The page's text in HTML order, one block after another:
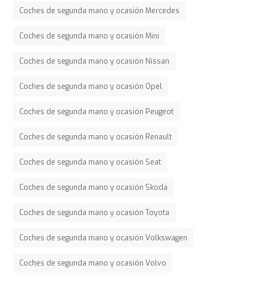
Coches de segunda mano y ocasión Mercedes
Coches de segunda mano y ocasión Mini
Coches de segunda mano y ocasión Nissan
Coches de segunda mano y ocasión Opel
Coches de segunda mano y ocasión Peugeot
Coches de segunda mano y ocasión Renault
Coches de segunda mano y ocasión Seat
Coches de segunda mano y ocasión Skoda
Coches de segunda mano y ocasión Toyota
Coches de segunda mano y ocasión Volkswagen
Coches de segunda mano y ocasión Volvo